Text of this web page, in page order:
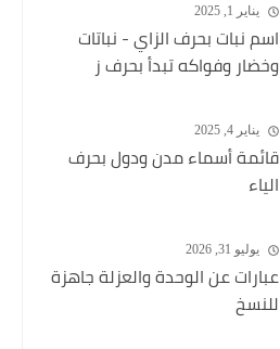
يناير 1, 2025
اسم نبات بحرف الزاي - نباتات
وخضار وفواكه تبدأ بحرف ز
يناير 4, 2025
قائمة أسماء مدن ودول بحرف
الياء
يوليو 31, 2026
عبارات عن الوحدة والعزلة جاهزة
للنسخ